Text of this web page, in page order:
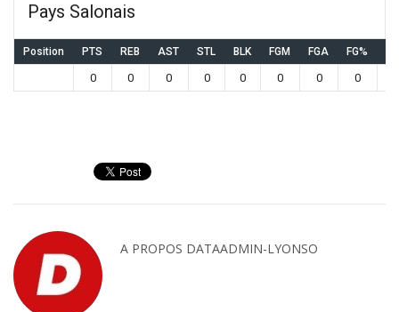
Pays Salonais
Position PTS REB AST STL BLK FGM FGA FG%
0 0 0 0 0 0 0 0
A PROPOS DATAADMIN-LYONSO